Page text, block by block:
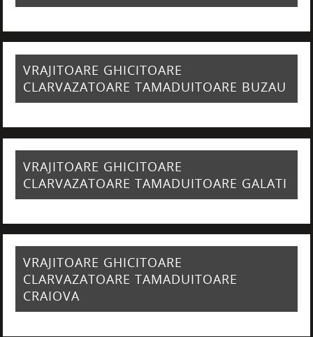
VRAJITOARE GHICITOARE
CLARVAZATOARE TAMADUITOARE BUZAU
VRAJITOARE GHICITOARE
CLARVAZATOARE TAMADUITOARE GALATI
VRAJITOARE GHICITOARE
CLARVAZATOARE TAMADUITOARE
CRAIOVA